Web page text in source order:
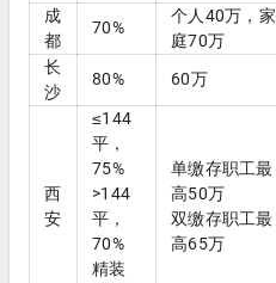
成
都
70%
个人40万，家
庭70万
长
沙
80% 60万
西
安
≤144
平，
75%
>144
平，
70%
精装
单缴存职工最
高50万
双缴存职工最
高65万